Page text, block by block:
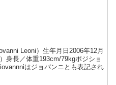
Leoni）生年月日2006年12月
身長／体重193cm/79kgポジショ
はジョバンニとも表記され